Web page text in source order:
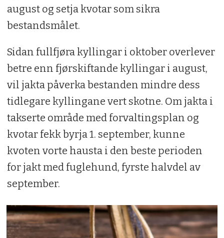
august og setja kvotar som sikra
bestandsmålet.
Sidan fullfjøra kyllingar i oktober overlever
betre enn fjørskiftande kyllingar i august,
vil jakta påverka bestanden mindre dess
tidlegare kyllingane vert skotne. Om jakta i
takserte område med forvaltingsplan og
kvotar fekk byrja 1. september, kunne
kvoten vorte hausta i den beste perioden
for jakt med fuglehund, fyrste halvdel av
september.